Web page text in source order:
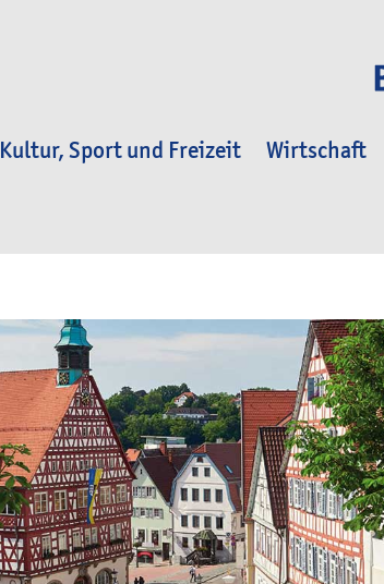
Kultur, Sport und Freizeit Wirtschaft